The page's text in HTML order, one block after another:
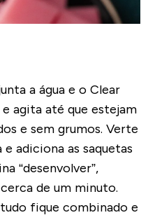
a água e o Clear
agita até que estejam
e sem grumos. Verte
adiciona as saquetas
“desenvolver”,
de um minuto.
fique combinado e